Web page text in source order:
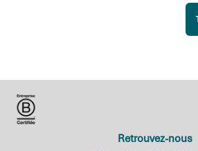
Retrouvez-nous